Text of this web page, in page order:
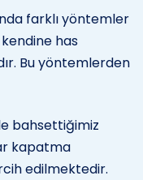
farklı yöntemler
has
Bu yöntemlerden
bahsettiğimiz
kapatma
edilmektedir.